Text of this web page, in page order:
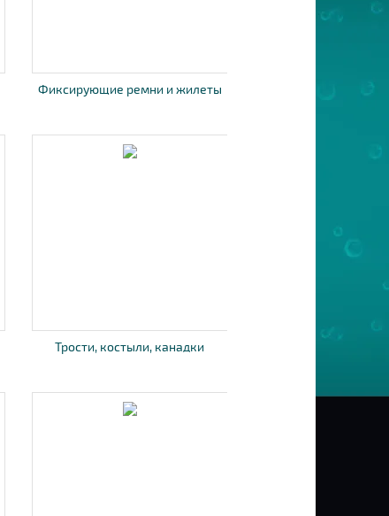
Фиксирующие ремни и жилеты
Трости, костыли, канадки